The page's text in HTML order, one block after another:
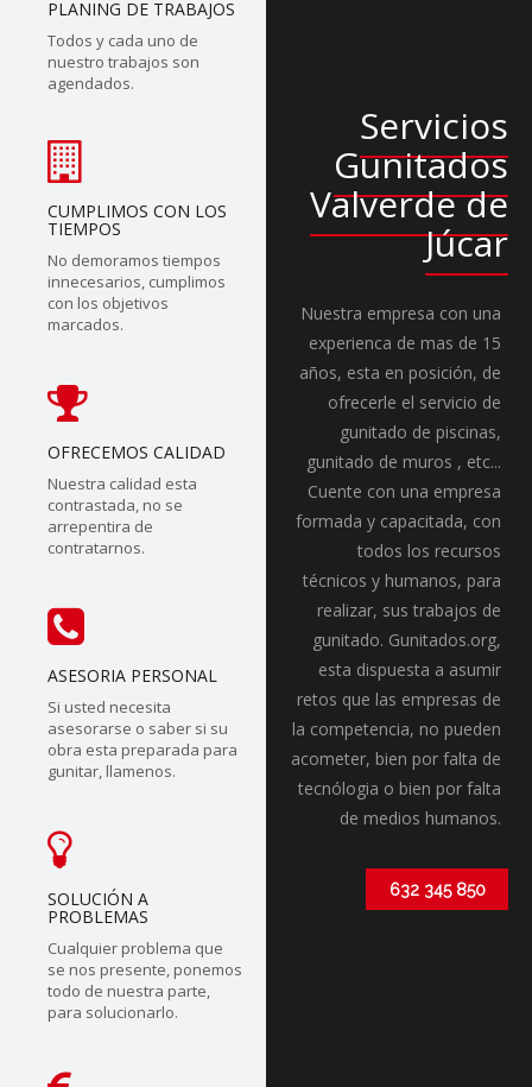
PLANING DE TRABAJOS
Todos y cada uno de
nuestro trabajos son
agendados.
CUMPLIMOS CON LOS
TIEMPOS
No demoramos tiempos
innecesarios, cumplimos
con los objetivos
marcados.
OFRECEMOS CALIDAD
Nuestra calidad esta
contrastada, no se
arrepentira de
contratarnos.
ASESORIA PERSONAL
Si usted necesita
asesorarse o saber si su
obra esta preparada para
gunitar, llamenos.
SOLUCIÓN A
PROBLEMAS
Cualquier problema que
se nos presente, ponemos
todo de nuestra parte,
para solucionarlo.
Servicios
Gunitados
Valverde de
Júcar
Nuestra empresa con una
experienca de mas de 15
años, esta en posición, de
ofrecerle el servicio de
gunitado de piscinas,
gunitado de muros , etc...
Cuente con una empresa
formada y capacitada, con
todos los recursos
técnicos y humanos, para
realizar, sus trabajos de
gunitado. Gunitados.org,
esta dispuesta a asumir
retos que las empresas de
la competencia, no pueden
acometer, bien por falta de
tecnólogia o bien por falta
de medios humanos.
632 345 850